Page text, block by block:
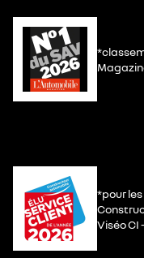
*pour
Viséo CI